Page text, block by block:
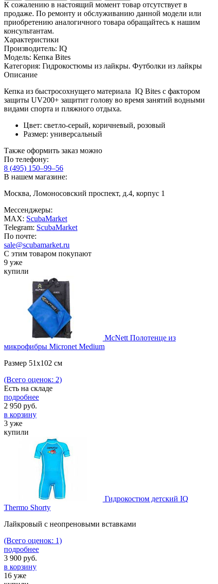
К сожалению в настоящий момент товар отсутствует в
продаже. По ремонту и обслуживанию данной модели или
приобретению аналогичного товара обращайтесь к нашим
консультантам.
Характеристики
Производитель: IQ
Модель: Кепка Bites
Категория: Гидрокостюмы из лайкры. Футболки из лайкры
Описание
Кепка из быстросохнущего материала IQ Bites с фактором
защиты UV200+ защитит голову во время занятий водными
видами спорта и пляжного отдыха.
Цвет: светло-серый, коричневый, розовый
Размер: универсальный
Также оформить заказ можно
По телефону:
8 (495) 150–99–56
В нашем магазине:
Москва, Ломоносовский проспект, д.4, корпус 1
Мессенджеры:
MAX: ScubaMarket
Telegram: ScubaMarket
По почте:
sale@scubamarket.ru
С этим товаром покупают
9 уже
купили
McNett Полотенце из
микрофибры Micronet Medium
Размер 51х102 см
(Всего оценок: 2)
Есть на складе
подробнее
2 950 руб.
в корзину
3 уже
купили
Гидрокостюм детский IQ
Thermo Shorty
Лайкровый с неопреновыми вставками
(Всего оценок: 1)
подробнее
3 900 руб.
в корзину
16 уже